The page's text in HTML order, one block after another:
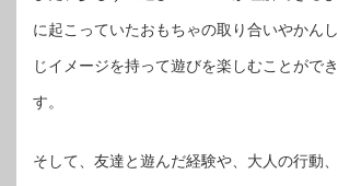
に起こっていたおもちゃの取り合いやかん
じイメージを持って遊びを楽しむことがで
す。
そして、友達と遊んだ経験や、大人の行動